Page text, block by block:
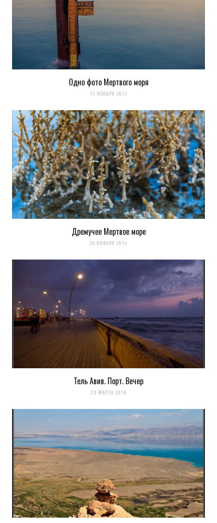
комментариях. А можно просто
Одно фото Мертвого моря
13 НОЯБРЯ 2013
Дремучее Мертвое море
20 ЯНВАРЯ 2014
Тель Авив. Порт. Вечер
30 МАРТА 2010